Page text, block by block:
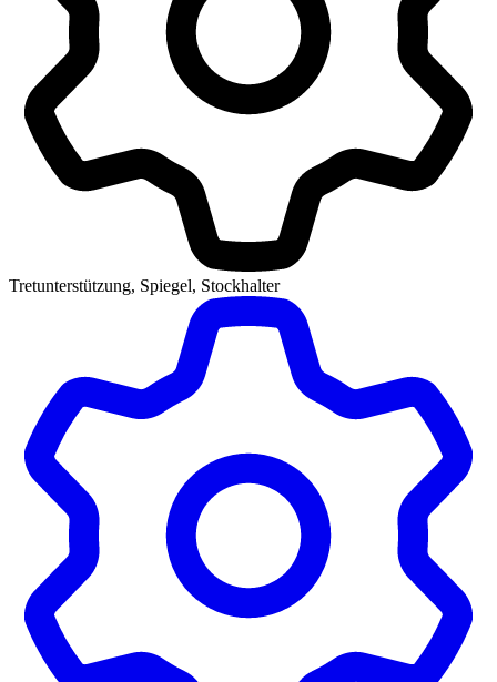
Tretunterstützung, Spiegel, Stockhalter